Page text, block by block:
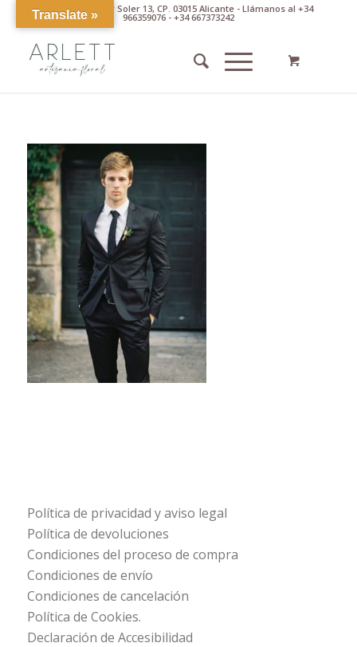
Av. Pintor Xavier Soler 13, CP. 03015 Alicante - Llámanos al +34
966359076 - +34 667373242
Política de privacidad y aviso legal
Política de devoluciones
Condiciones del proceso de compra
Condiciones de envío
Condiciones de cancelación
Política de Cookies.
Declaración de Accesibilidad
Translate »